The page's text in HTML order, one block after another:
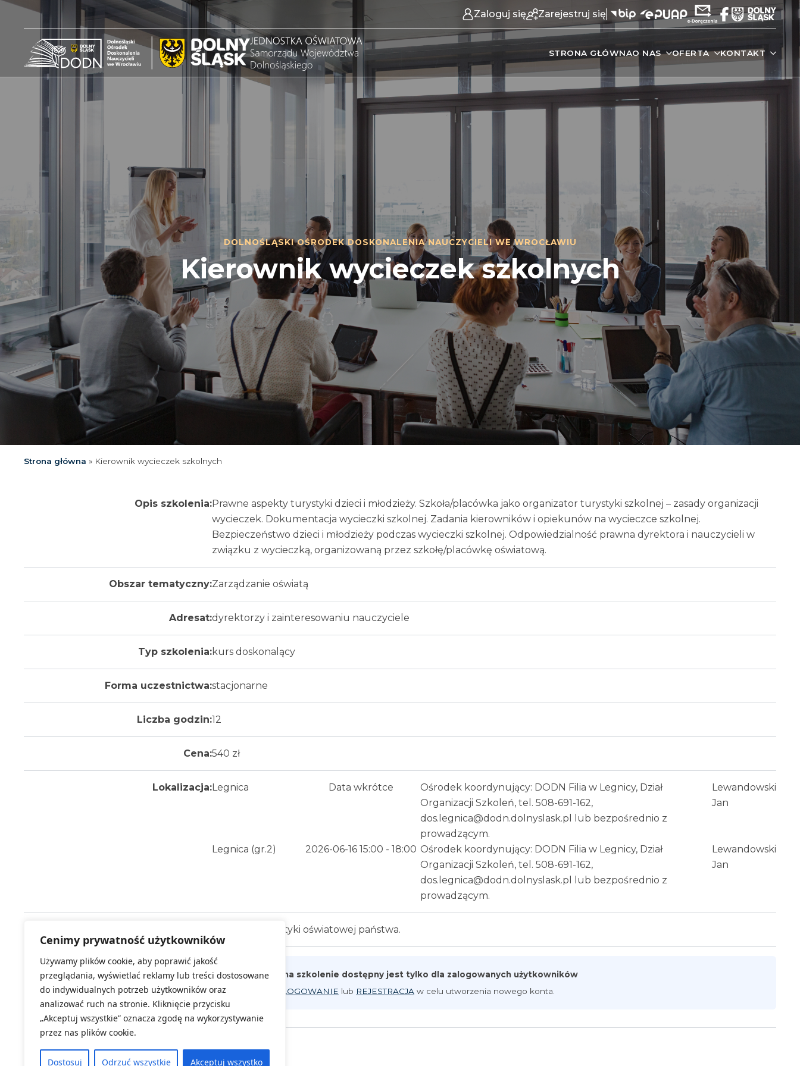
Cenimy prywatność użytkowników
Używamy plików cookie, aby poprawić jakość
przeglądania, wyświetlać reklamy lub treści dostosowane
do indywidualnych potrzeb użytkowników oraz
analizować ruch na stronie. Kliknięcie przycisku
„Akceptuj wszystkie” oznacza zgodę na wykorzystywanie
przez nas plików cookie.
Dostosuj Odrzuć wszystkie Akceptuj wszystko
Zaloguj się Zarejestruj się
STRONA GŁÓWNAO NAS OFERTA KONTAKT
DOLNOŚLĄSKI OŚRODEK DOSKONALENIA NAUCZYCIELI WE WROCŁAWIU
Kierownik wycieczek szkolnych
Strona główna » Kierownik wycieczek szkolnych
Opis szkolenia:Prawne aspekty turystyki dzieci i młodzieży. Szkoła/placówka jako organizator turystyki szkolnej – zasady organizacji
wycieczek. Dokumentacja wycieczki szkolnej. Zadania kierowników i opiekunów na wycieczce szkolnej.
Bezpieczeństwo dzieci i młodzieży podczas wycieczki szkolnej. Odpowiedzialność prawna dyrektora i nauczycieli w
związku z wycieczką, organizowaną przez szkołę/placówkę oświatową.
Obszar tematyczny:Zarządzanie oświatą
Adresat:dyrektorzy i zainteresowaniu nauczyciele
Typ szkolenia:kurs doskonalący
Forma uczestnictwa:stacjonarne
Liczba godzin:12
Cena:540 zł
Lokalizacja:Legnica Data wkrótce
Ośrodek koordynujący: DODN Filia w Legnicy, Dział
Organizacji Szkoleń, tel. 508-691-162,
dos.legnica@dodn.dolnyslask.pl lub bezpośrednio z
prowadzącym.
Lewandowski
Jan
Legnica (gr.2) 2026-06-16 15:00 - 18:00 Ośrodek koordynujący: DODN Filia w Legnicy, Dział
Organizacji Szkoleń, tel. 508-691-162,
dos.legnica@dodn.dolnyslask.pl lub bezpośrednio z
prowadzącym.
Lewandowski
Jan
Kierunek 3 polityki oświatowej państwa.
Wybierz termin:
Zapis na szkolenie dostępny jest tylko dla zalogowanych użytkowników
LOGOWANIE lub REJESTRACJA w celu utworzenia nowego konta.